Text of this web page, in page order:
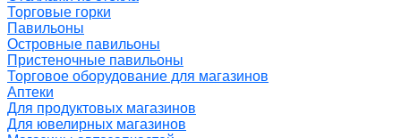
Торговые горки
Павильоны
Островные павильоны
Пристеночные павильоны
Торговое оборудование для магазинов
Аптеки
Для продуктовых магазинов
Для ювелирных магазинов